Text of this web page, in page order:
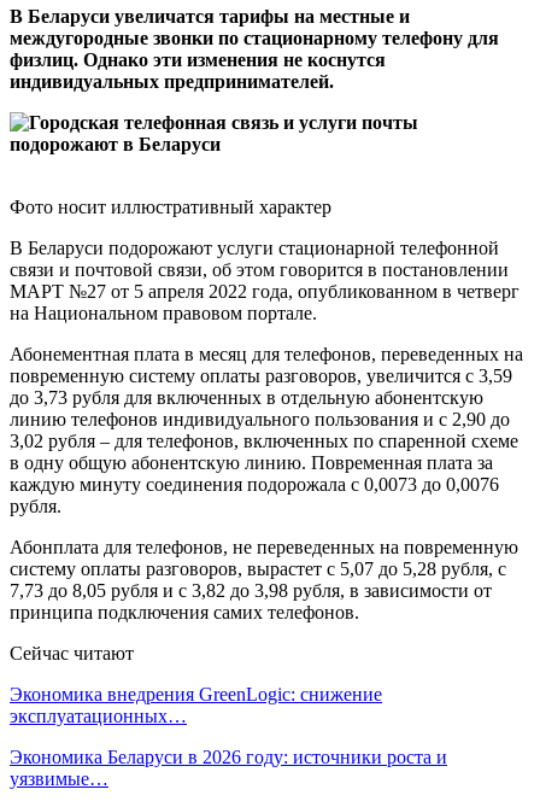
В Беларуси увеличатся тарифы на местные и
междугородные звонки по стационарному телефону для
физлиц. Однако эти изменения не коснутся
индивидуальных предпринимателей.
Фото носит иллюстративный характер
В Беларуси подорожают услуги стационарной телефонной
связи и почтовой связи, об этом говорится в постановлении
МАРТ №27 от 5 апреля 2022 года, опубликованном в четверг
на Национальном правовом портале.
Абонементная плата в месяц для телефонов, переведенных на
повременную систему оплаты разговоров, увеличится с 3,59
до 3,73 рубля для включенных в отдельную абонентскую
линию телефонов индивидуального пользования и с 2,90 до
3,02 рубля – для телефонов, включенных по спаренной схеме
в одну общую абонентскую линию. Повременная плата за
каждую минуту соединения подорожала с 0,0073 до 0,0076
рубля.
Абонплата для телефонов, не переведенных на повременную
систему оплаты разговоров, вырастет с 5,07 до 5,28 рубля, с
7,73 до 8,05 рубля и с 3,82 до 3,98 рубля, в зависимости от
принципа подключения самих телефонов.
Сейчас читают
Экономика внедрения GreenLogic: снижение
эксплуатационных…
Экономика Беларуси в 2026 году: источники роста и
уязвимые…